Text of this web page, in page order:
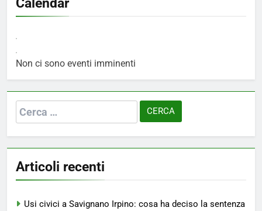
Non ci sono eventi imminenti
Ricerca
per:
Articoli recenti
Usi civici a Savignano Irpino: cosa ha deciso la sentenza